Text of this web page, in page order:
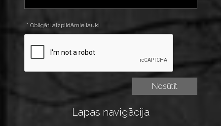
* Obligāti aizpildāmie lauki
Lapas navigācija